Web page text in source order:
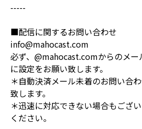
-----
■配信に関するお問い合わせ
info@mahocast.com
必ず、@mahocast.comからのメー
に設定をお願い致します。
＊自動決済メール未着のお問い合
致します。
＊迅速に対応できない場合もござ
ください。